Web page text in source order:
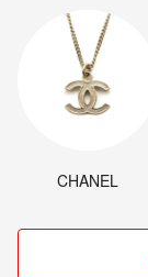
CHANEL